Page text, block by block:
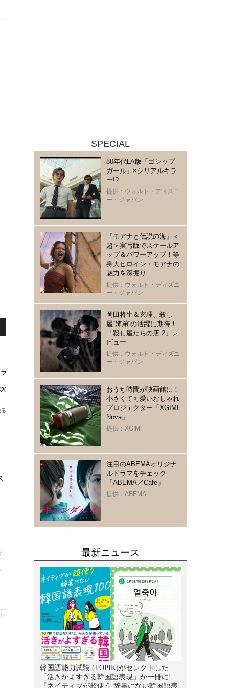
ーの3巨頭が集合！
年に公開決定！
SPECIAL
80年代LA版「ゴシップ
ガール」×シリアルキラ
ー!?
提供：ウォルト・ディズニ
ー・ジャパン
『モアナと伝説の海』＜
超＞実写版でスケールア
ップ＆パワーアップ！等
身大ヒロイン・モアナの
魅力を深掘り
提供：ウォルト・ディズニ
ー・ジャパン
岡田将生＆玄理、殺し
屋“姉弟“の活躍に期待！
「殺し屋たちの店 2」レ
ビュー
提供：ウォルト・ディズニ
ー・ジャパン
おうち時間が映画館に！
小さくて可愛いおしゃれ
プロジェクター「XGIMI
Nova」
提供：XGIMI
注目のABEMAオリジナ
ルドラマをチェック
「ABEMA／Cafe」
提供：ABEMA